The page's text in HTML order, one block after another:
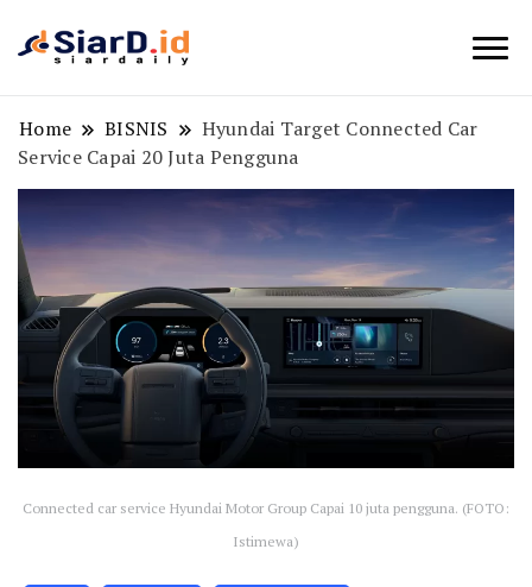
Home BISNIS
Hyundai Target Connected Car
Service Capai 20 Juta Pengguna
Connected car service Hyundai Motor Group Capai 10 juta pengguna. (FOTO:
Istimewa)